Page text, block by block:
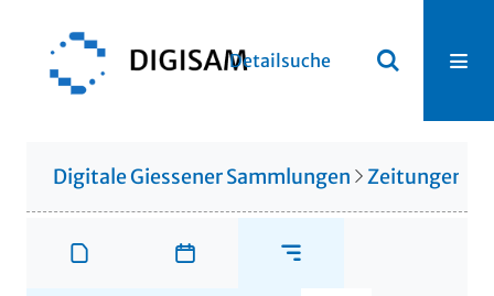
Detailsuche
Digitale Giessener Sammlungen Zeitungen